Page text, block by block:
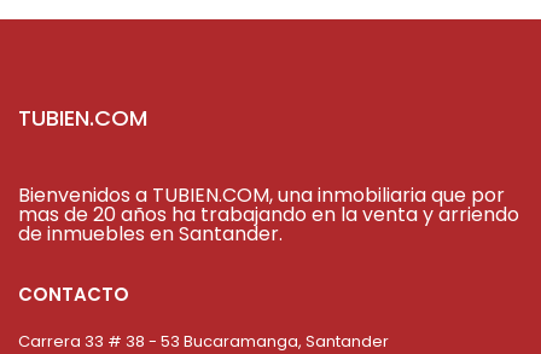
TUBIEN.COM
Bienvenidos a TUBIEN.COM, una inmobiliaria que por
mas de 20 años ha trabajando en la venta y arriendo
de inmuebles en Santander.
CONTACTO
Carrera 33 # 38 - 53 Bucaramanga, Santander